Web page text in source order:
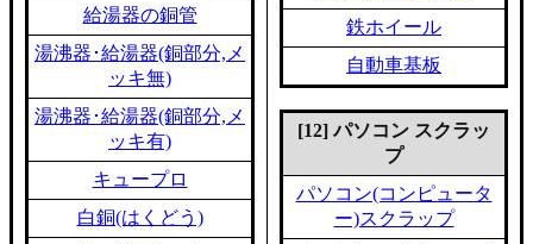
給湯器の銅管
湯沸器･給湯器(銅部分,メ
ッキ無)
湯沸器･給湯器(銅部分,メ
ッキ有)
キュープロ
白銅(はくどう)
鉄ホイール
自動車基板
[12] パソコン スクラッ
プ
パソコン(コンピュータ
ー)スクラップ